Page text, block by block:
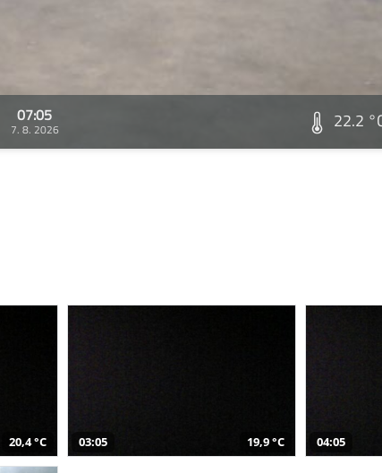
07:05
7. 8. 2026 22.2
20,4 °C 03:05 19,9 °C 04:05